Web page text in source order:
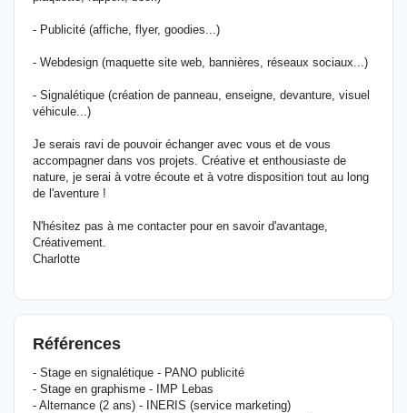
- Publicité (affiche, flyer, goodies...)
- Webdesign (maquette site web, bannières, réseaux sociaux...)
- Signalétique (création de panneau, enseigne, devanture, visuel
véhicule...)
Je serais ravi de pouvoir échanger avec vous et de vous
accompagner dans vos projets. Créative et enthousiaste de
nature, je serai à votre écoute et à votre disposition tout au long
de l'aventure !
N'hésitez pas à me contacter pour en savoir d'avantage,
Créativement.
Charlotte
Références
- Stage en signalétique - PANO publicité
- Stage en graphisme - IMP Lebas
- Alternance (2 ans) - INERIS (service marketing)